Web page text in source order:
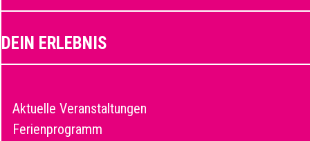
DEIN ERLEBNIS
Aktuelle Veranstaltungen
Ferienprogramm